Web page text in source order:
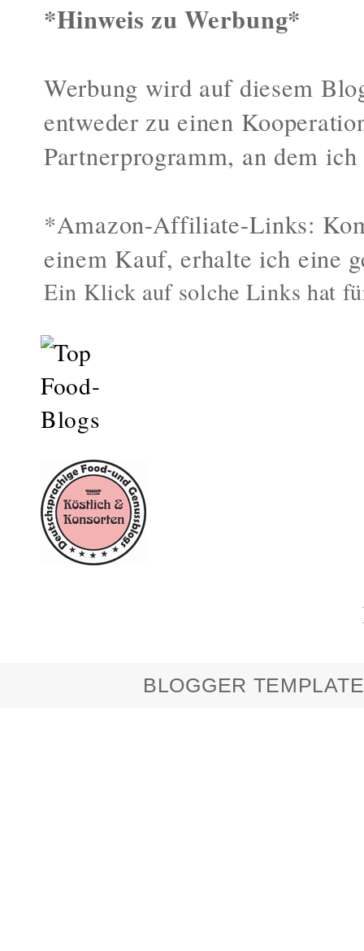
*Hinweis zu Werbung*
Werbung wird auf diesem
entweder zu einen
Partnerprogramm, an dem
*Amazon-Affiliate-Links:
einem Kauf, erhalte ich eine
Ein Klick auf solche Links hat
BLOGGER